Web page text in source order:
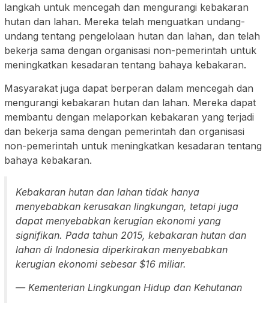
langkah untuk mencegah dan mengurangi kebakaran
hutan dan lahan. Mereka telah menguatkan undang-
undang tentang pengelolaan hutan dan lahan, dan telah
bekerja sama dengan organisasi non-pemerintah untuk
meningkatkan kesadaran tentang bahaya kebakaran.
Masyarakat juga dapat berperan dalam mencegah dan
mengurangi kebakaran hutan dan lahan. Mereka dapat
membantu dengan melaporkan kebakaran yang terjadi
dan bekerja sama dengan pemerintah dan organisasi
non-pemerintah untuk meningkatkan kesadaran tentang
bahaya kebakaran.
Kebakaran hutan dan lahan tidak hanya
menyebabkan kerusakan lingkungan, tetapi juga
dapat menyebabkan kerugian ekonomi yang
signifikan. Pada tahun 2015, kebakaran hutan dan
lahan di Indonesia diperkirakan menyebabkan
kerugian ekonomi sebesar $16 miliar.
— Kementerian Lingkungan Hidup dan Kehutanan